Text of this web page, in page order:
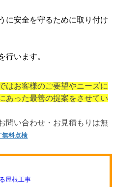
に安全を守るために取り付け
行います。
はお客様のご要望やニーズに
あった最善の提案をさせてい
問い合わせ・お見積もりは無
無料点検
屋根工事